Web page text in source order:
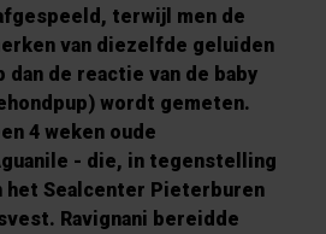
terwijl men de
van diezelfde geluiden
dan de reactie van de baby
wordt gemeten.
4 weken oude
- die, in tegenstelling
het Sealcenter Pieterburen
Ravignani bereidde